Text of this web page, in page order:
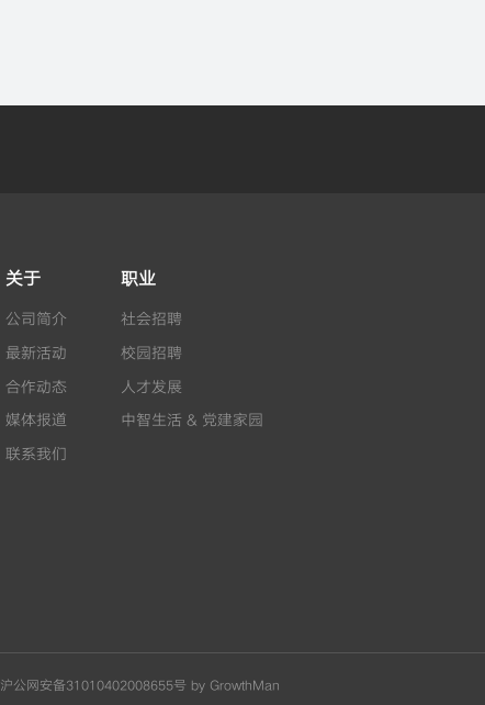
关于
公司简介
最新活动
合作动态
媒体报道
联系我们
职业
社会招聘
校园招聘
人才发展
中智生活 & 党建家园
沪公网安备31010402008655号 by GrowthMan